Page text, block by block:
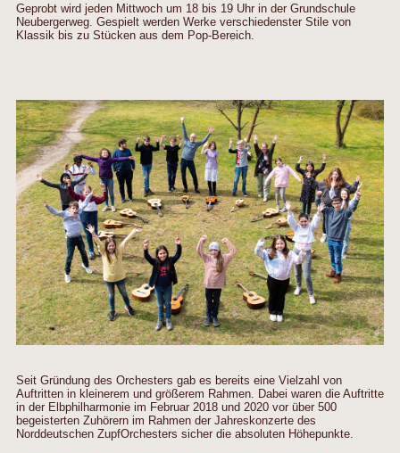
Geprobt wird jeden Mittwoch um 18 bis 19 Uhr in der Grundschule
Neubergerweg. Gespielt werden Werke verschiedenster Stile von
Klassik bis zu Stücken aus dem Pop-Bereich.
Seit Gründung des Orchesters gab es bereits eine Vielzahl von
Auftritten in kleinerem und größerem Rahmen. Dabei waren die Auftritte
in der Elbphilharmonie im Februar 2018 und 2020 vor über 500
begeisterten Zuhörern im Rahmen der Jahreskonzerte des
Norddeutschen ZupfOrchesters sicher die absoluten Höhepunkte.